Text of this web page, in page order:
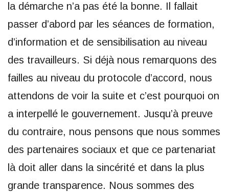
la démarche n’a pas été la bonne. Il fallait
passer d’abord par les séances de formation,
d’information et de sensibilisation au niveau
des travailleurs. Si déjà nous remarquons des
failles au niveau du protocole d’accord, nous
attendons de voir la suite et c’est pourquoi on
a interpellé le gouvernement. Jusqu’à preuve
du contraire, nous pensons que nous sommes
des partenaires sociaux et que ce partenariat
là doit aller dans la sincérité et dans la plus
grande transparence. Nous sommes des